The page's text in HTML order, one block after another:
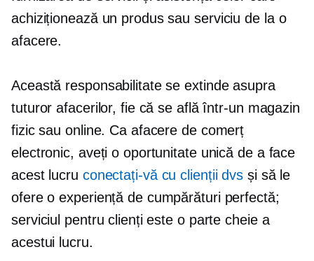
achiziționează un produs sau serviciu de la o
afacere.
Această responsabilitate se extinde asupra
tuturor afacerilor, fie că se află într-un magazin
fizic sau online. Ca afacere de comerț
electronic, aveți o oportunitate unică de a face
acest lucru conectați-vă cu clienții dvs și să le
ofere o experiență de cumpărături perfectă;
serviciul pentru clienți este o parte cheie a
acestui lucru.